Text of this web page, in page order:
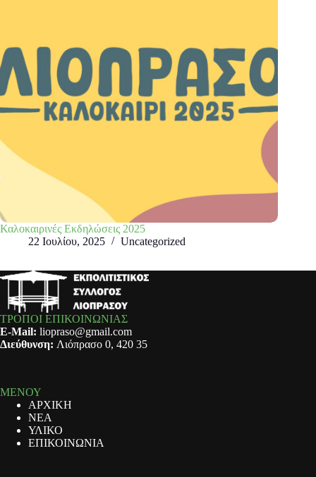
Καλοκαιρινές Εκδηλώσεις 2025
22 Ιουλίου, 2025
Uncategorized
ΤΡΟΠΟΙ ΕΠΙΚΟΙΝΩΝΙΑΣ
E-Mail: liopraso@gmail.com
Διεύθυνση: Λιόπρασο 0, 420 35
ΜΕΝΟΥ
ΑΡΧΙΚΗ
ΝΕΑ
ΥΛΙΚΟ
ΕΠΙΚΟΙΝΩΝΙΑ